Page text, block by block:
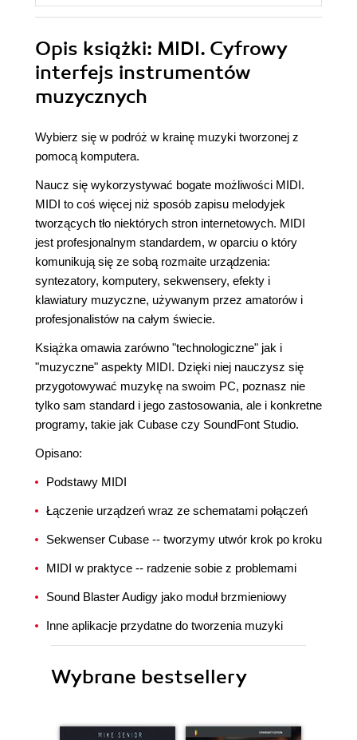
Opis książki: MIDI. Cyfrowy
interfejs instrumentów
muzycznych
Wybierz się w podróż w krainę muzyki tworzonej z
pomocą komputera.
Naucz się wykorzystywać bogate możliwości MIDI.
MIDI to coś więcej niż sposób zapisu melodyjek
tworzących tło niektórych stron internetowych. MIDI
jest profesjonalnym standardem, w oparciu o który
komunikują się ze sobą rozmaite urządzenia:
syntezatory, komputery, sekwensery, efekty i
klawiatury muzyczne, używanym przez amatorów i
profesjonalistów na całym świecie.
Książka omawia zarówno "technologiczne" jak i
"muzyczne" aspekty MIDI. Dzięki niej nauczysz się
przygotowywać muzykę na swoim PC, poznasz nie
tylko sam standard i jego zastosowania, ale i konkretne
programy, takie jak Cubase czy SoundFont Studio.
Opisano:
Podstawy MIDI
Łączenie urządzeń wraz ze schematami połączeń
Sekwenser Cubase -- tworzymy utwór krok po kroku
MIDI w praktyce -- radzenie sobie z problemami
Sound Blaster Audigy jako moduł brzmieniowy
Inne aplikacje przydatne do tworzenia muzyki
Wybrane bestsellery